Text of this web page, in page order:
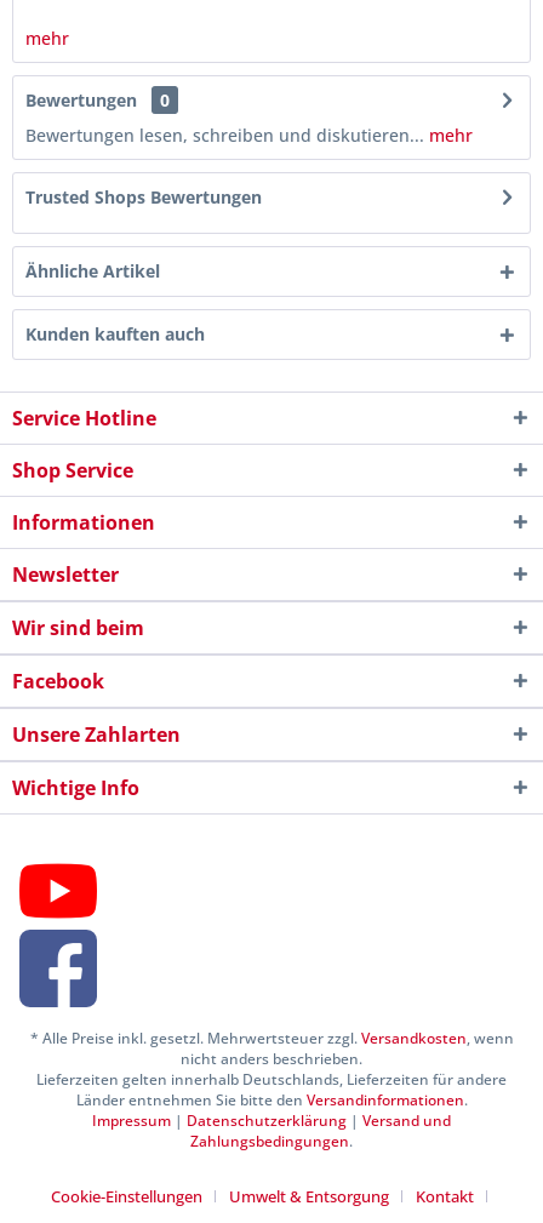
mehr
Bewertungen
0
Bewertungen lesen, schreiben und diskutieren... mehr
Trusted Shops Bewertungen
Ähnliche Artikel
Kunden kauften auch
Service Hotline
Shop Service
Informationen
Newsletter
Wir sind beim
Facebook
Unsere Zahlarten
Wichtige Info
* Alle Preise inkl. gesetzl. Mehrwertsteuer zzgl.Versandkosten, wenn
nicht anders beschrieben.
Lieferzeiten gelten innerhalb Deutschlands, Lieferzeiten für andere
Länder entnehmen Sie bitte den Versandinformationen.
Impressum | Datenschutzerklärung | Versand und
Zahlungsbedingungen.
Cookie-Einstellungen Umwelt & Entsorgung Kontakt